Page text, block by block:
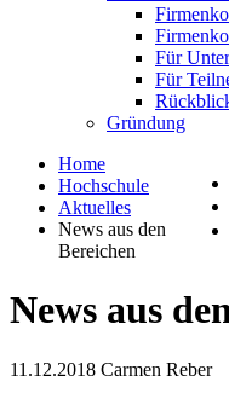
Für
Für
Gründung
Home
Hochschule
Aktuelles
News aus den
Bereichen
News aus
11.12.2018 Carmen Reber